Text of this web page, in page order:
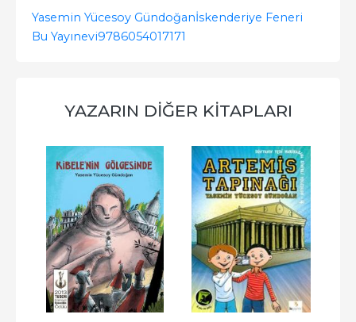
Yasemin Yücesoy Gündoğanİskenderiye Feneri
Bu Yayınevi9786054017171
YAZARIN DIĞER KITAPLARI